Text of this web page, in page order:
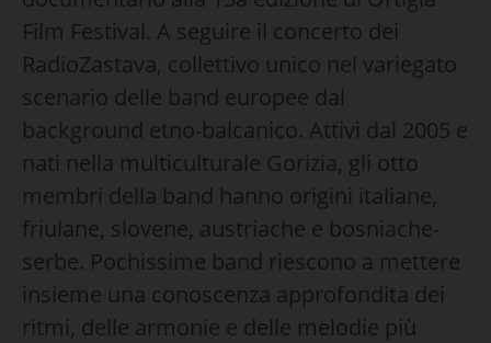
Film Festival. A seguire il concerto dei
RadioZastava, collettivo unico nel variegato
scenario delle band europee dal
background etno-balcanico. Attivi dal 2005 e
nati nella multiculturale Gorizia, gli otto
membri della band hanno origini italiane,
friulane, slovene, austriache e bosniache-
serbe. Pochissime band riescono a mettere
insieme una conoscenza approfondita dei
ritmi, delle armonie e delle melodie più